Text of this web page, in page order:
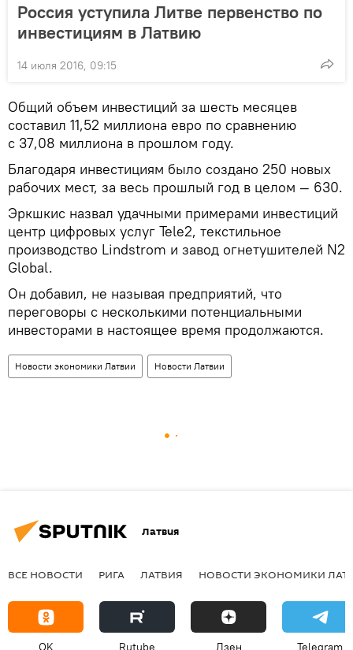
Россия уступила Литве первенство по
инвестициям в Латвию
14 июля 2016, 09:15
Общий объем инвестиций за шесть месяцев
составил 11,52 миллиона евро по сравнению
с 37,08 миллиона в прошлом году.
Благодаря инвестициям было создано 250 новых
рабочих мест, за весь прошлый год в целом — 630.
Эркшкис назвал удачными примерами инвестиций
центр цифровых услуг Tele2, текстильное
производство Lindstrom и завод огнетушителей N2
Global.
Он добавил, не называя предприятий, что
переговоры с несколькими потенциальными
инвесторами в настоящее время продолжаются.
Новости экономики Латвии Новости Латвии
Латвия
ВСЕ НОВОСТИ РИГА ЛАТВИЯ НОВОСТИ ЭКОНОМИКИ
OK Rutube Дзен Telegram